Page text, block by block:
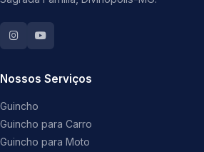
Nossos Serviços
Guincho
Guincho para Carro
Guincho para Moto